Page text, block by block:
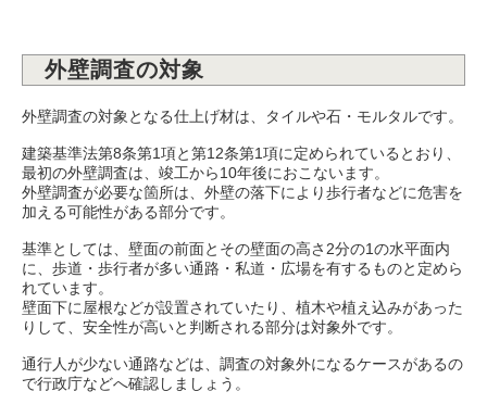
外壁調査の対象
外壁調査の対象となる仕上げ材は、タイルや石・モルタルです。
建築基準法第8条第1項と第12条第1項に定められているとおり、
最初の外壁調査は、竣工から10年後におこないます。
外壁調査が必要な箇所は、外壁の落下により歩行者などに危害を
加える可能性がある部分です。
基準としては、壁面の前面とその壁面の高さ2分の1の水平面内
に、歩道・歩行者が多い通路・私道・広場を有するものと定めら
れています。
壁面下に屋根などが設置されていたり、植木や植え込みがあった
りして、安全性が高いと判断される部分は対象外です。
通行人が少ない通路などは、調査の対象外になるケースがあるの
で行政庁などへ確認しましょう。